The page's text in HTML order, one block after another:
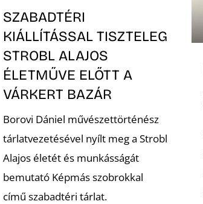
SZABADTÉRI
KIÁLLÍTÁSSAL TISZTELEG
STROBL ALAJOS
ÉLETMŰVE ELŐTT A
VÁRKERT BAZÁR
Borovi Dániel művészettörténész
tárlatvezetésével nyílt meg a Strobl
Alajos életét és munkásságát
bemutató Képmás szobrokkal
című szabadtéri tárlat.